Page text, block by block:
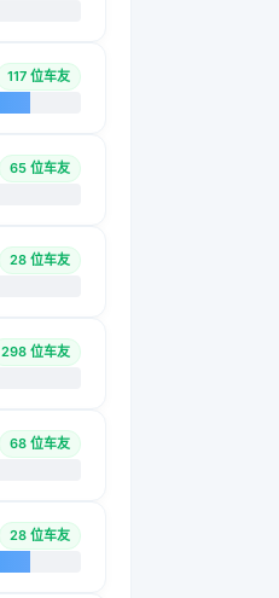
117 位车友
65 位车友
28 位车友
298 位车友
68 位车友
28 位车友